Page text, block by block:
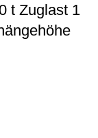
t Zuglast 1